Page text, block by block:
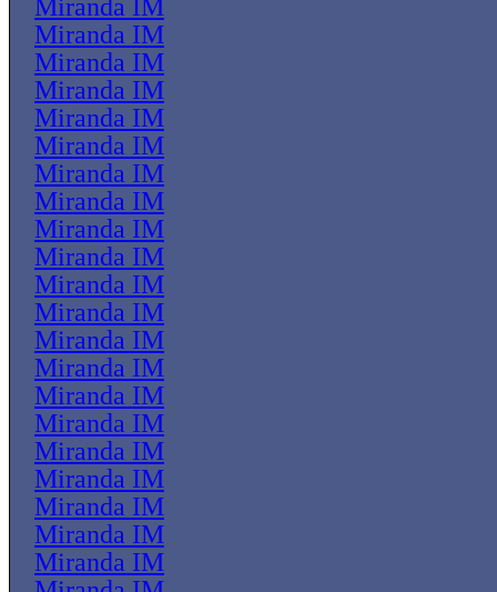
Miranda IM
Miranda IM
Miranda IM
Miranda IM
Miranda IM
Miranda IM
Miranda IM
Miranda IM
Miranda IM
Miranda IM
Miranda IM
Miranda IM
Miranda IM
Miranda IM
Miranda IM
Miranda IM
Miranda IM
Miranda IM
Miranda IM
Miranda IM
Miranda IM